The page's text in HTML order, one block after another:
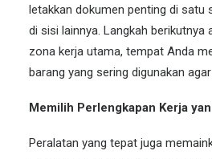
letakkan dokumen penting di satu
di sisi lainnya. Langkah berikutnya
zona kerja utama, tempat Anda
barang yang sering digunakan
Memilih Perlengkapan Kerja
Peralatan yang tepat juga